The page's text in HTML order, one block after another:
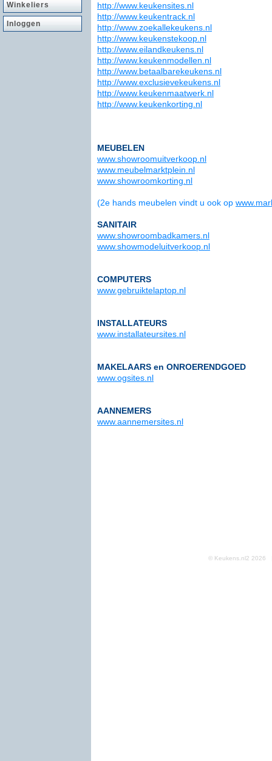
Winkeliers
Inloggen
http://www.keukensites.nl
http://www.keukentrack.nl
http://www.zoekallekeukens.nl
http://www.keukenstekoop.nl
http://www.eilandkeukens.nl
http://www.keukenmodellen.nl
http://www.betaalbarekeukens.nl
http://www.exclusievekeukens.nl
http://www.keukenmaatwerk.nl
http://www.keukenkorting.nl
MEUBELEN
www.showroomuitverkoop.nl
www.meubelmarktplein.nl
www.showroomkorting.nl
(2e hands meubelen vindt u ook op
SANITAIR
www.showroombadkamers.nl
www.showmodeluitverkoop.nl
COMPUTERS
www.gebruiktelaptop.nl
INSTALLATEURS
www.installateursites.nl
MAKELAARS en ONROERENDGOED
www.ogsites.nl
AANNEMERS
www.aannemersites.nl
© Keukens.nl2